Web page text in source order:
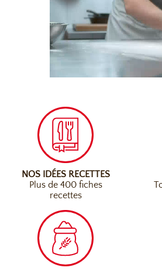
NOS IDÉES RECETTES
Plus de 400 fiches
recettes